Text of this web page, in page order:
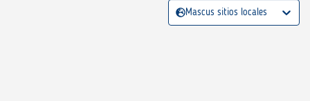
Mascus sitios locales